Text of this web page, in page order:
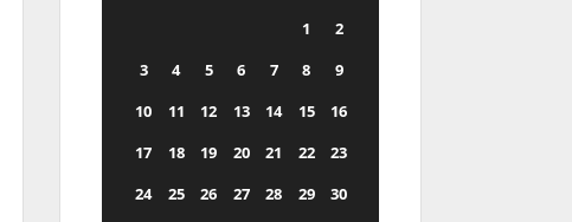
1
2
3
4 5 6 7 8
9
10
11 12 13 14 15
16
17
18 19 20 21 22
23
24
25 26 27 28 29
30